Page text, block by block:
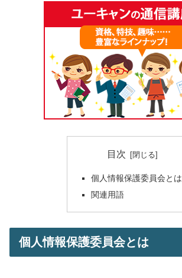
目次
個人情報保護委員会とは
関連用語
個人情報保護委員会とは